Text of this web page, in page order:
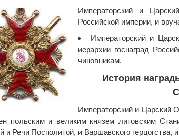
Императорский и
Российской империи, и
Императорский и
иерархии госнаград
чиновникам.
История
Императорский и Царский
польским и великим князем литовским
и Речи Посполитой, и Варшавского герцогства,